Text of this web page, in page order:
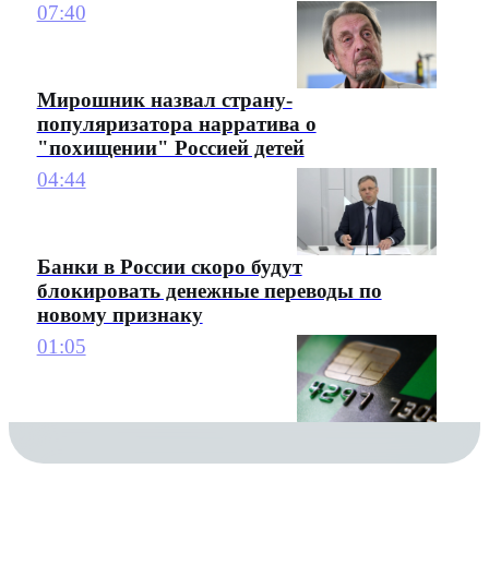
07:40
Мирошник назвал страну-
популяризатора нарратива о
"похищении" Россией детей
04:44
Банки в России скоро будут
блокировать денежные переводы по
новому признаку
01:05